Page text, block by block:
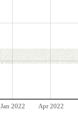
Jan 2022 Apr 2022